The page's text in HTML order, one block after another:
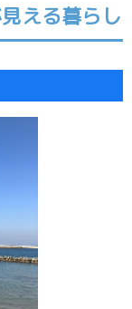
える暮らし